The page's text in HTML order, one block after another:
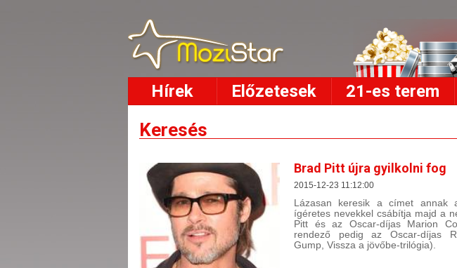
Hírek Előzetesek 21-es terem
Keresés
Brad Pitt újra gyilkolni fog
2015-12-23 11:12:00
Lázasan keresik a címet annak
ígéretes nevekkel csábítja majd a
Pitt és az Oscar-díjas Marion
rendező pedig az Oscar-díjas
Gump, Vissza a jövőbe-trilógia).